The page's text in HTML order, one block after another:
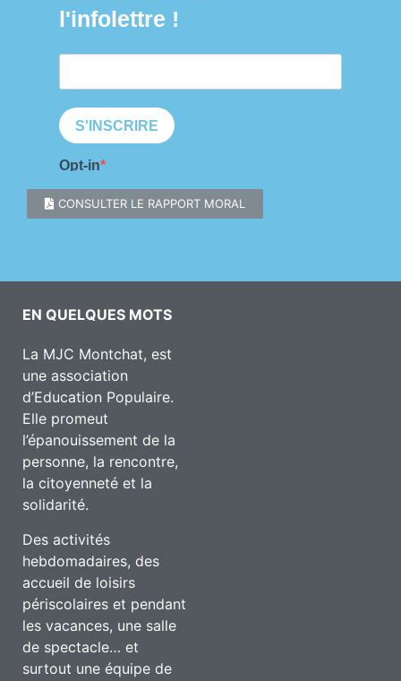
CONSULTER LE RAPPORT MORAL
EN QUELQUES MOTS
La MJC Montchat, est
une association
d’Education Populaire.
Elle promeut
l’épanouissement de la
personne, la rencontre,
la citoyenneté et la
solidarité.
Des activités
hebdomadaires, des
accueil de loisirs
périscolaires et pendant
les vacances, une salle
de spectacle… et
surtout une équipe de